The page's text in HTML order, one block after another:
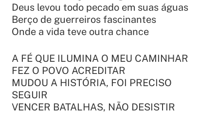
Deus levou todo pecado em suas águas
Berço de guerreiros fascinantes
Onde a vida teve outra chance
A FÉ QUE ILUMINA O MEU CAMINHAR
FEZ O POVO ACREDITAR
MUDOU A HISTÓRIA, FOI PRECISO
SEGUIR
VENCER BATALHAS, NÃO DESISTIR